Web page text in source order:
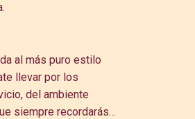
al más puro estilo
llevar por los
del ambiente
siempre recordarás…